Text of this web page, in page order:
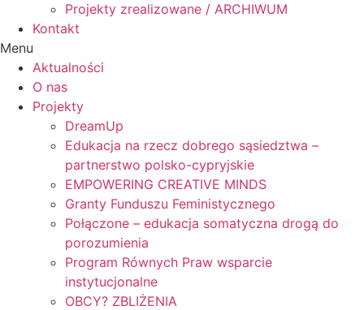
Projekty zrealizowane / ARCHIWUM
Kontakt
Menu
Aktualności
O nas
Projekty
DreamUp
Edukacja na rzecz dobrego sąsiedztwa –
partnerstwo polsko-cypryjskie
EMPOWERING CREATIVE MINDS
Granty Funduszu Feministycznego
Połączone – edukacja somatyczna drogą do
porozumienia
Program Równych Praw wsparcie
instytucjonalne
OBCY? ZBLIŻENIA